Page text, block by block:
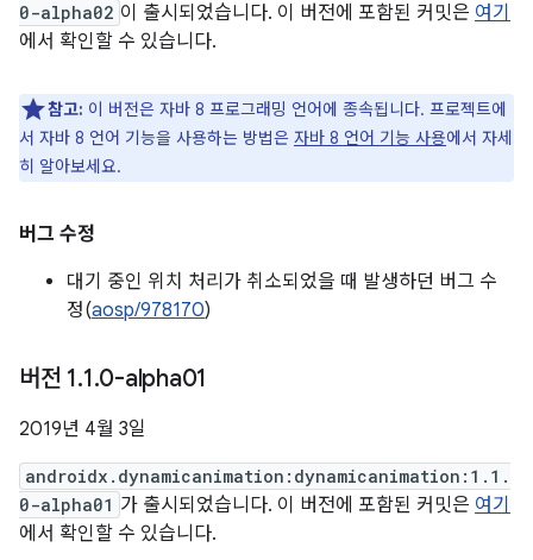
0-alpha02 이 출시되었습니다. 이 버전에 포함된 커밋은 여기
에서 확인할 수 있습니다.
참고: 이 버전은 자바 8 프로그래밍 언어에 종속됩니다. 프로젝트에
서 자바 8 언어 기능을 사용하는 방법은 자바 8 언어 기능 사용에서 자세
히 알아보세요.
버그 수정
대기 중인 위치 처리가 취소되었을 때 발생하던 버그 수
정(aosp/978170)
버전 1.1.0-alpha01
2019년 4월 3일
androidx.dynamicanimation:dynamicanimation:1.1.
0-alpha01 가 출시되었습니다. 이 버전에 포함된 커밋은 여기
에서 확인할 수 있습니다.